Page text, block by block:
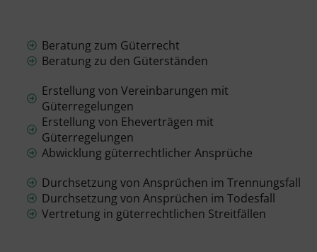
Beratung zum Güterrecht
Beratung zu den Güterständen
Erstellung von Vereinbarungen mit
Güterregelungen
Erstellung von Eheverträgen mit
Güterregelungen
Abwicklung güterrechtlicher Ansprüche
Durchsetzung von Ansprüchen im Trennungsfall
Durchsetzung von Ansprüchen im Todesfall
Vertretung in güterrechtlichen Streitfällen